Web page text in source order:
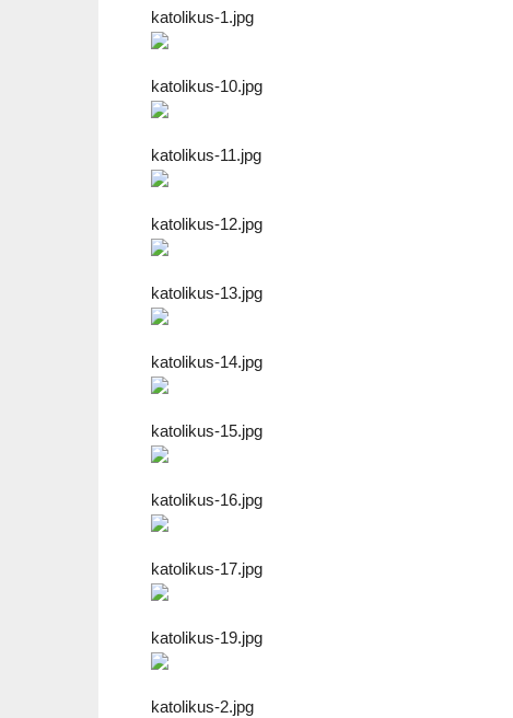
katolikus-1.jpg
katolikus-10.jpg
katolikus-11.jpg
katolikus-12.jpg
katolikus-13.jpg
katolikus-14.jpg
katolikus-15.jpg
katolikus-16.jpg
katolikus-17.jpg
katolikus-19.jpg
katolikus-2.jpg